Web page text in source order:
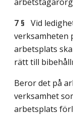
7 § Vid
verksamheten
arbetsplats
rätt till
Beror det på
verksamhet
arbetsplats